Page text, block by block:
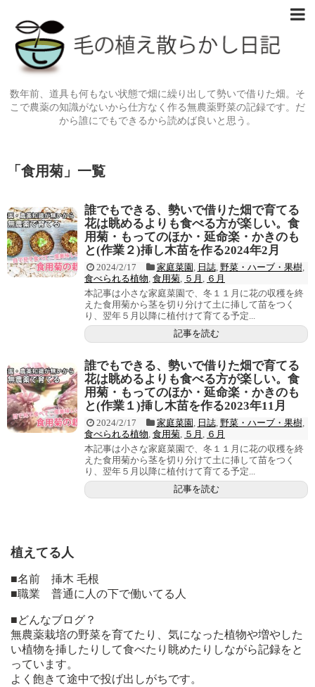
数年前、道具も何もない状態で畑に繰り出して勢いで借りた畑。そ
こで農薬の知識がないから仕方なく作る無農薬野菜の記録です。だ
から誰にでもできるから読めば良いと思う。
「 食用菊 」 一覧
誰でもできる、勢いで借りた畑で育てる
花は眺めるよりも食べる方が楽しい。食
用菊・もってのほか・延命楽・かきのも
と(作業２)挿し木苗を作る2024年2月
2024/2/17 家庭菜園 , 日誌, 野菜・ハーブ・果樹,
食べられる植物, 食用菊, ５月 , ６月
本記事は小さな家庭菜園で、冬１１月に花の収穫を終
えた食用菊から茎を切り分けて土に挿して苗をつく
り、翌年５月以降に植付けて育てる予定...
記事を読む
誰でもできる、勢いで借りた畑で育てる
花は眺めるよりも食べる方が楽しい。食
用菊・もってのほか・延命楽・かきのも
と(作業１)挿し木苗を作る2023年11月
2024/2/17 家庭菜園 , 日誌, 野菜・ハーブ・果樹,
食べられる植物, 食用菊, ５月 , ６月
本記事は小さな家庭菜園で、冬１１月に花の収穫を終
えた食用菊から茎を切り分けて土に挿して苗をつく
り、翌年５月以降に植付けて育てる予定...
記事を読む
植えてる人
■名前 挿木 毛根
■職業 普通に人の下で働いてる人
■どんなブログ？
無農薬栽培の野菜を育てたり、気になった植物や増やした
い植物を挿したりして食べたり眺めたりしながら記録をと
っています。
よく飽きて途中で投げ出しがちです。